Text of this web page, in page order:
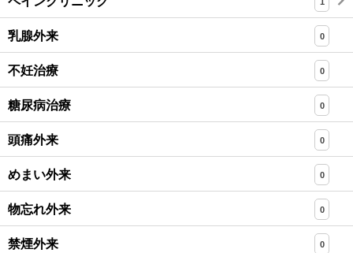
乳腺外来 0
不妊治療 0
糖尿病治療 0
頭痛外来 0
めまい外来 0
物忘れ外来 0
禁煙外来 0